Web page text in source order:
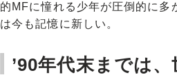
的MFに憧れる少年が圧倒的に多
は今も記憶に新しい。
’90年代末までは